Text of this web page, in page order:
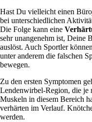
Hast Du vielleicht einen
bei unterschiedlichen
Die Folge kann eine
sehr unangenehm ist, Deine
auslöst. Auch Sportler
unter anderem die falschen
bewegen.
Zu den ersten Symptomen
Lendenwirbel-Region, die je
Muskeln in diesem Bereich
verhärten im Verlauf.
werden.